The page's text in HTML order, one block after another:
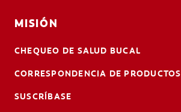
MISIÓN
CHEQUEO DE SALUD BUCAL
CORRESPONDENCIA DE PRODUCTOS
SUSCRÍBASE